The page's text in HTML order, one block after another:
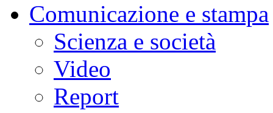
Comunicazione e stampa
Scienza e società
Video
Report